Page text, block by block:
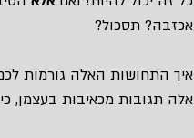
אכזבה? תסכול?
איך התחושות האלה גורמות
אלה תגובות מכאיבות בעצמן,